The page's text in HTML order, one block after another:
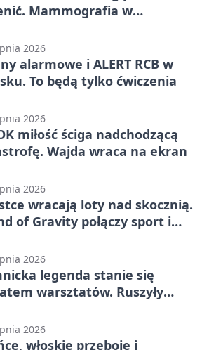
Mammografia w
2026
alarmowe i ALERT RCB w
To będą tylko ćwiczenia
2026
miłość ściga nadchodzącą
Wajda wraca na ekran
2026
wracają loty nad skocznią.
of Gravity połączy sport i
2026
legenda stanie się
warsztatów. Ruszyły
2026
włoskie przeboje i